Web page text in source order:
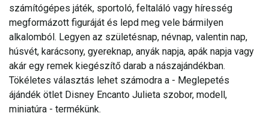
számítógépes játék, sportoló, feltaláló vagy híresség
megformázott figuráját és lepd meg vele bármilyen
alkalomból. Legyen az születésnap, névnap, valentin nap,
húsvét, karácsony, gyereknap, anyák napja, apák napja vagy
akár egy remek kiegészítő darab a nászajándékban.
Tökéletes választás lehet számodra a - Meglepetés
ájándék ötlet Disney Encanto Julieta szobor, modell,
miniatúra - termékünk.